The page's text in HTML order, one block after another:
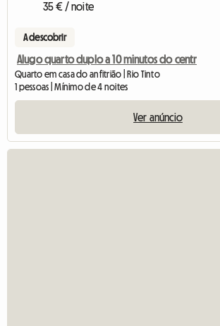
35 € / noite
A descobrir
Alugo quarto duplo a 10 minutos do centr
Quarto em casa do anfitrião | Rio Tinto
1 pessoas | Mínimo de 4 noites
Ver anúncio